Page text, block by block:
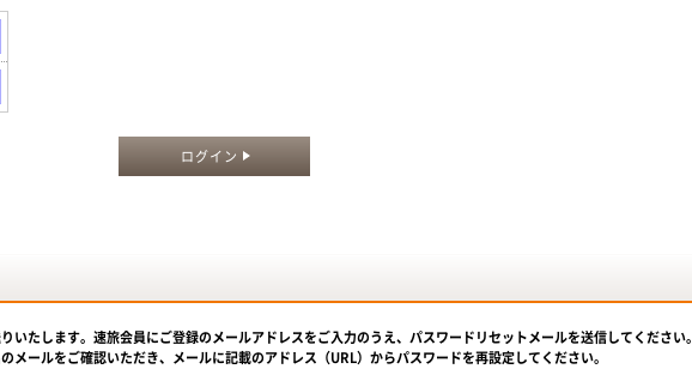
ログイン
いたします。速旅会員にご登録のメールアドレスをご入力のうえ、パスワードリセットメールを送信してください。
メールをご確認いただき、メールに記載のアドレス（URL）からパスワードを再設定してください。